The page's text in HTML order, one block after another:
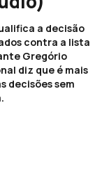
a decisão
contra a lista
Gregório
diz que é mais
decisões sem